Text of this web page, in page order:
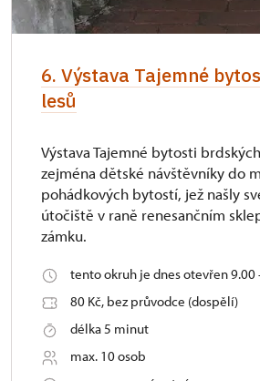
6. Výstava Tajemné
lesů
Výstava Tajemné bytosti
zejména dětské návštěvníky do
pohádkových bytostí, jež našly
útočiště v raně renesančním
zámku.
tento okruh je dnes otevřen 9.00
80 Kč, bez průvodce (dospělí)
délka 5 minut
max. 10 osob